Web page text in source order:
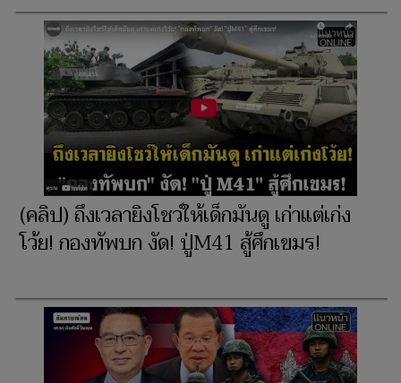
(คลิป) ถึงเวลายิงโชว์ให้เด็กมันดู เก่าแต่เก่ง
โว้ย! กองทัพบก งัด! ปู่M41 สู้ศึกเขมร!